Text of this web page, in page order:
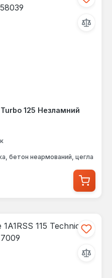
125 Незламний
бетон неармований, цегла